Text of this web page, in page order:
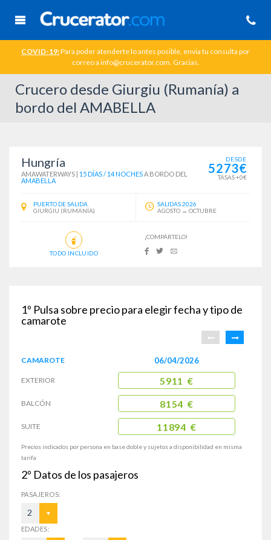
COVID-19:Para poder atenderte lo antes posible, envia tu consulta por
correo a info@crucerator.com. Gracias.
Crucero desde Giurgiu (Rumanía) a
bordo del AMABELLA
Hungría
AMAWATERWAYS | 15 DÍAS / 14 NOCHESA BORDO DEL
AMABELLA
DESDE
5273€
TASAS +0€
PUERTO DE SALIDA
GIURGIU (RUMANÍA)
SALIDAS 2026
AGOSTO → OCTUBRE
TODO INCLUIDO
¡COMPÁRTELO!
1º Pulsa sobre precio para elegir fecha y tipo de
camarote
CAMAROTE
EXTERIOR
BALCÓN
SUITE
06/04/2026
5911 €
8154 €
11894 €
Precios indicados por persona en base doble y sujetos a disponibilidad en misma
tarifa
2º Datos de los pasajeros
PASAJEROS:
2
EDADES: